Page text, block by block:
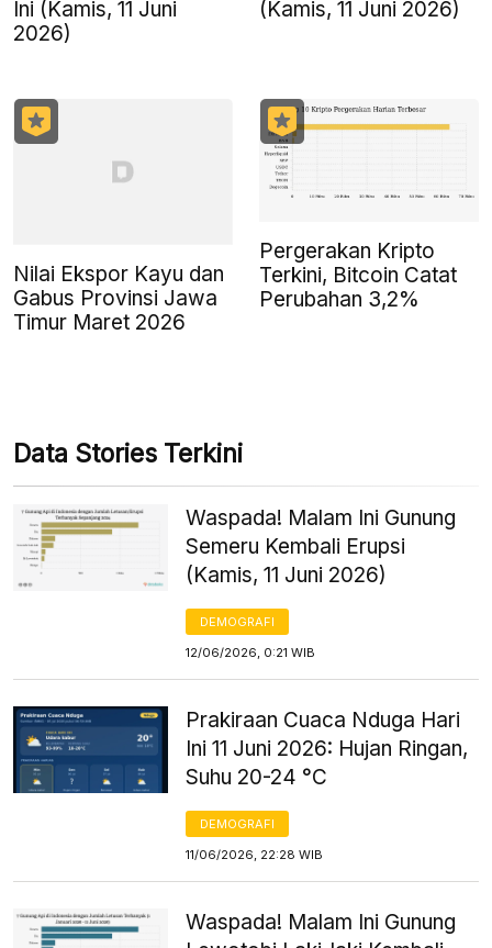
Ini (Kamis, 11 Juni
2026)
(Kamis, 11 Juni 2026)
Nilai Ekspor Kayu dan
Gabus Provinsi Jawa
Timur Maret 2026
Pergerakan Kripto
Terkini, Bitcoin Catat
Perubahan 3,2%
Data Stories Terkini
Waspada! Malam Ini Gunung
Semeru Kembali Erupsi
(Kamis, 11 Juni 2026)
DEMOGRAFI
12/06/2026, 0:21 WIB
Prakiraan Cuaca Nduga Hari
Ini 11 Juni 2026: Hujan Ringan,
Suhu 20-24 °C
DEMOGRAFI
11/06/2026, 22:28 WIB
Waspada! Malam Ini Gunung